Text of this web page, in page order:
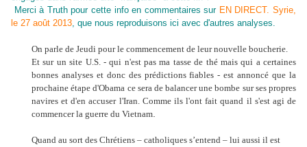
Merci à Truth pour cette info en commentaires sur EN DIRECT. Syrie,
le 27 août 2013, que nous reproduisons ici avec d'autres analyses.
On parle de Jeudi pour le commencement de leur nouvelle boucherie.
Et sur un site U.S. - qui n'est pas ma tasse de thé mais qui a certaines
bonnes analyses et donc des prédictions fiables - est annoncé que la
prochaine étape d'Obama ce sera de balancer une bombe sur ses propres
navires et d'en accuser l'Iran. Comme ils l'ont fait quand il s'est agi de
commencer la guerre du Vietnam
Quand au sort des Chrétiens – catholiques s’entend – lui aussi il est